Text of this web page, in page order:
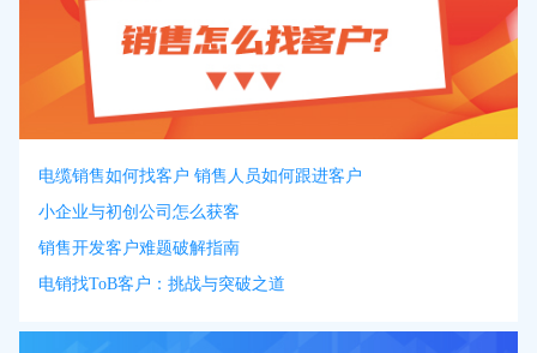
电缆销售如何找客户 销售人员如何跟进客户
小企业与初创公司怎么获客
销售开发客户难题破解指南
电销找ToB客户：挑战与突破之道